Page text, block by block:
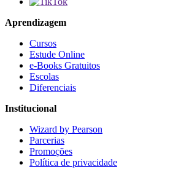
Aprendizagem
Cursos
Estude Online
e-Books Gratuitos
Escolas
Diferenciais
Institucional
Wizard by Pearson
Parcerias
Promoções
Política de privacidade